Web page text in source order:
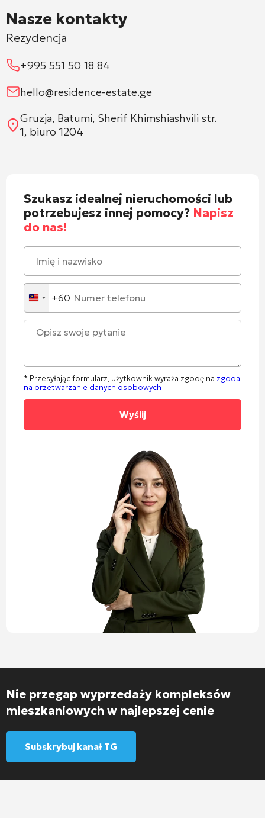
Nasze kontakty
Rezydencja
+995 551 50 18 84
hello@residence-estate.ge
Gruzja, Batumi, Sherif Khimshiashvili str.
1, biuro 1204
Szukasz idealnej nieruchomości lub
potrzebujesz innej pomocy? Napisz
do nas!
Malaysia
+60
+60
* Przesyłając formularz, użytkownik wyraża zgodę na zgoda
na przetwarzanie danych osobowych
Nie przegap wyprzedaży kompleksów
mieszkaniowych w najlepszej cenie
Subskrybuj kanał TG